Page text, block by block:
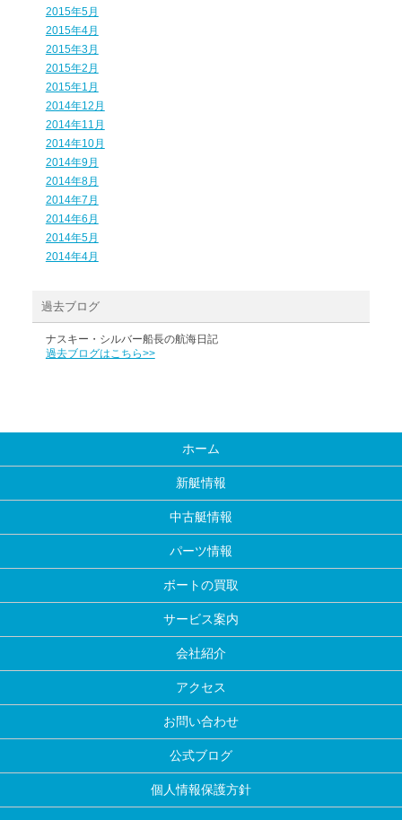
2015年5月
2015年4月
2015年3月
2015年2月
2015年1月
2014年12月
2014年11月
2014年10月
2014年9月
2014年8月
2014年7月
2014年6月
2014年5月
2014年4月
過去ブログ
ナスキー・シルバー船長の航海日記
過去ブログはこちら>>
ホーム
新艇情報
中古艇情報
パーツ情報
ボートの買取
サービス案内
会社紹介
アクセス
お問い合わせ
公式ブログ
個人情報保護方針